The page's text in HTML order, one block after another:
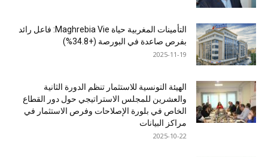
التأمينات المغربية حياة Maghrebia Vie: فاعل رائد
بفرص صاعدة في البورصة (+34.8%)
2025-11-19
الهيئة التونسية للاستثمار تنظم الدورة الثانية
والعشرين للمجلس الاستراتيجي حول دور القطاع
الخاص في بلورة الإصلاحات وفرص الاستثمار في
مراكز البيانات
2025-10-22